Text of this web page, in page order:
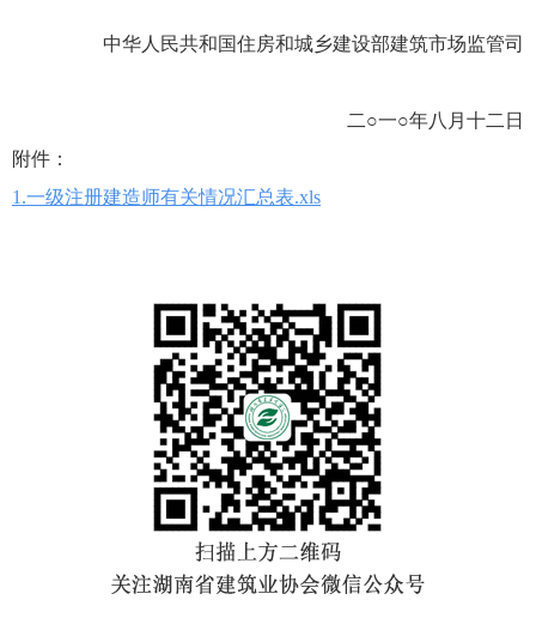
中华人民共和国住房和城乡建设部建筑市场监管司
二○一○年八月十二日
附件：
1.一级注册建造师有关情况汇总表.xls